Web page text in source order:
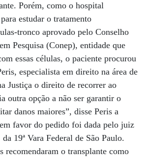
Porém, como o hospital
estudar o tratamento
tronco aprovado pelo Conselho
Pesquisa (Conep), entidade que
essas células, o paciente procurou
especialista em direito na área de
Justiça o direito de recorrer ao
outra opção a não ser garantir o
danos maiores”, disse Peris a
favor do pedido foi dada pelo juiz
19ª Vara Federal de São Paulo.
recomendaram o transplante como